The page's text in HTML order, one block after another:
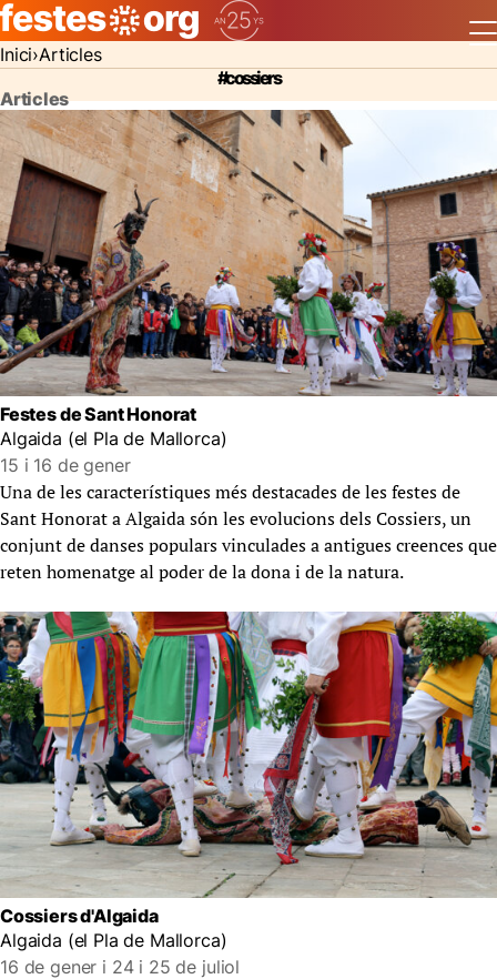
Inici Articles
#cossiers
Articles
Festes de Sant Honorat
Algaida (el Pla de Mallorca)
15 i 16 de gener
Una de les característiques més destacades de les festes de
Sant Honorat a Algaida són les evolucions dels Cossiers, un
conjunt de danses populars vinculades a antigues creences que
reten homenatge al poder de la dona i de la natura.
Cossiers d'Algaida
Algaida (el Pla de Mallorca)
16 de gener i 24 i 25 de juliol